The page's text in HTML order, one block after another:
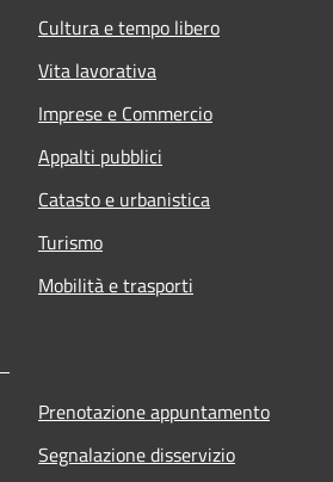
Cultura e tempo libero
Vita lavorativa
Imprese e Commercio
Appalti pubblici
Catasto e urbanistica
Turismo
Mobilità e trasporti
Prenotazione appuntamento
Segnalazione disservizio